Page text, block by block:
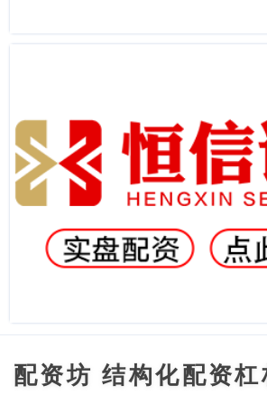
配资坊 结构化配资杠